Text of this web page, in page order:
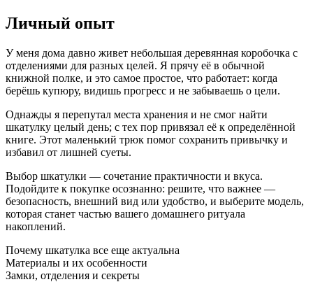
Личный опыт
У меня дома давно живет небольшая деревянная коробочка с
отделениями для разных целей. Я прячу её в обычной
книжной полке, и это самое простое, что работает: когда
берёшь купюру, видишь прогресс и не забываешь о цели.
Однажды я перепутал места хранения и не смог найти
шкатулку целый день; с тех пор привязал её к определённой
книге. Этот маленький трюк помог сохранить привычку и
избавил от лишней суеты.
Выбор шкатулки — сочетание практичности и вкуса.
Подойдите к покупке осознанно: решите, что важнее —
безопасность, внешний вид или удобство, и выберите модель,
которая станет частью вашего домашнего ритуала
накоплений.
Почему шкатулка все еще актуальна
Материалы и их особенности
Замки, отделения и секреты